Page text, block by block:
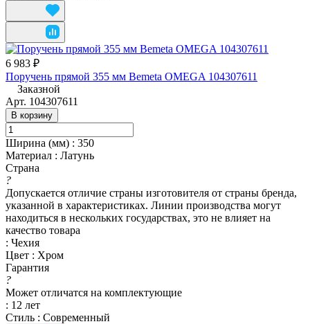
6 983 ₽
Поручень прямой 355 мм Bemeta OMEGA 104307611
Заказной
Арт. 104307611
В корзину
Ширина (мм) : 350
Материал : Латунь
Страна
?
Допускается отличие страны изготовителя от страны бренда,
указанной в характеристиках. Линии производства могут
находиться в нескольких государствах, это не влияет на
качество товара
: Чехия
Цвет : Хром
Гарантия
?
Может отличатся на комплектующие
: 12 лет
Стиль : Современный